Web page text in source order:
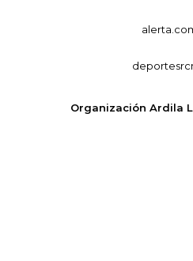
Organización Ardila